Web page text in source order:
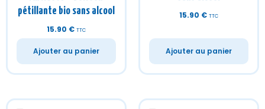
pétillante bio sans alcool
15.90 € TTC
Ajouter au panier
15.90 € TTC
Ajouter au panier